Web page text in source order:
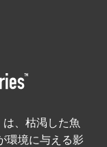
は、枯渇した魚
環境に与える影